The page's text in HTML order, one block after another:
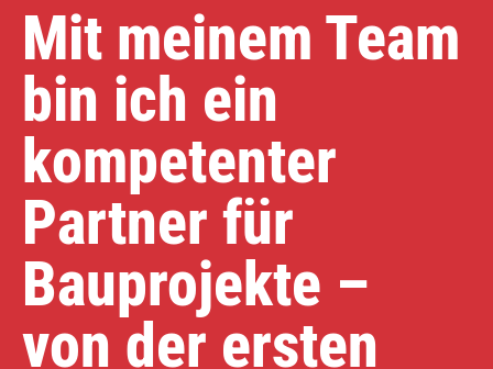
Mit meinem Team
bin ich ein
kompetenter
Partner für
Bauprojekte –
von der ersten